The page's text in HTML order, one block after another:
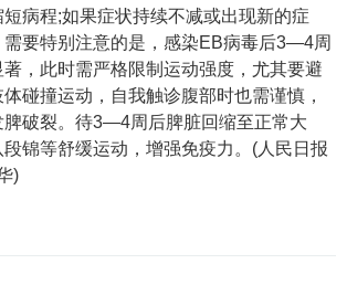
病程;如果症状持续不减或出现新的症
要特别注意的是，感染EB病毒后3—4周
，此时需严格限制运动强度，尤其要避
碰撞运动，自我触诊腹部时也需谨慎，
脾破裂。待3—4周后脾脏回缩至正常大
锦等舒缓运动，增强免疫力。(人民日报
)